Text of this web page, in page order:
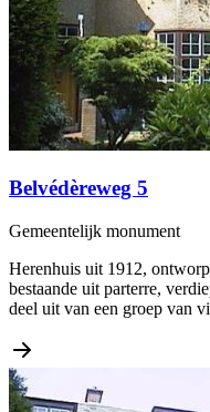
Belvédèreweg 5
Gemeentelijk monument
Herenhuis uit 1912,
bestaande uit parterre,
deel uit van een groep van